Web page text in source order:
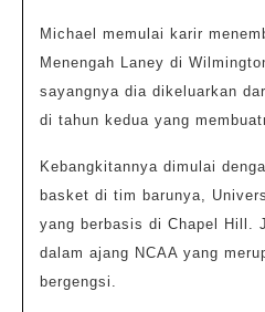
Michael memulai karir
Menengah Laney di
sayangnya dia dikeluarkan
di tahun kedua yang
Kebangkitannya dimulai
basket di tim barunya,
yang berbasis di Chapel Hill.
dalam ajang NCAA yang
bergengsi.